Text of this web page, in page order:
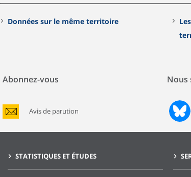
Données sur le même territoire
Abonnez-vous
Avis de parution
Nous
STATISTIQUES ET ÉTUDES